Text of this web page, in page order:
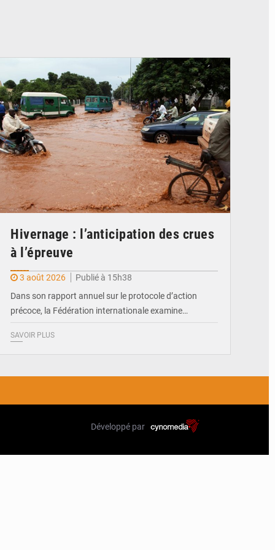
Hivernage : l’anticipation des crues
à l’épreuve
3 août 2026
Publié à 15h38
Dans son rapport annuel sur le protocole d’action
précoce, la Fédération internationale examine…
SAVOIR PLUS
Développé par